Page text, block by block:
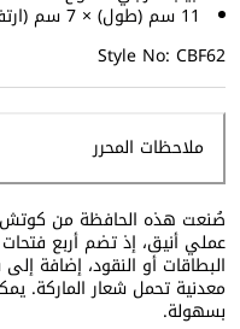
11 سم (طول) × 7 سم (ارتفاع) × 2 سم (عرض)
Style No: CBF62
ملاحظات المحرر
صُنعت هذه الحافظة من كوتش
عملي أنيق، إذ تضم أربع
البطاقات أو النقود، إضافة
معدنية تحمل شعار الماركة.
بسهولة.